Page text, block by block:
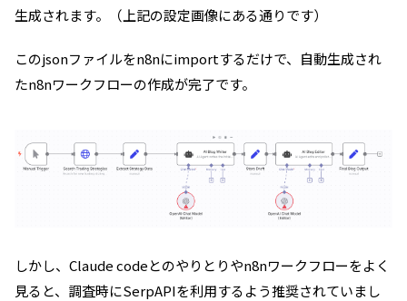
生成されます。（上記の設定画像にある通りです）
このjsonファイルをn8nにimportするだけで、自動生成され
たn8nワークフローの作成が完了です。
しかし、Claude codeとのやりとりやn8nワークフローをよく
見ると、調査時にSerpAPIを利用するよう推奨されていまし